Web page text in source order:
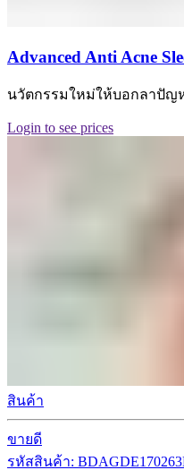
Advanced Anti Acne
นวัตกรรมใหม่ให้บอกลาปัญ
Login to see prices
สินค้า
ขายดี
รหัสสินค้า: